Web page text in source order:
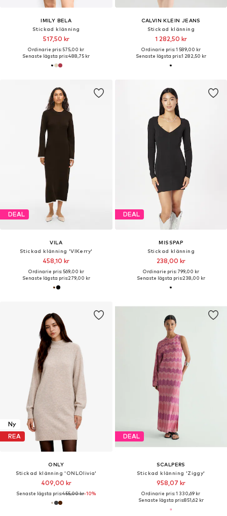
IMILY BELA
Stickad klänning
517,50 kr
Ordinarie pris: 575,00 kr
Senaste lägsta pris:488,75 kr
CALVIN KLEIN JEANS
Stickad klänning
1 282,50 kr
Ordinarie pris: 1 589,00 kr
Senaste lägsta pris:1 282,50 kr
DEAL
VILA
Stickad klänning 'VIKerry'
458,10 kr
Ordinarie pris: 569,00 kr
Senaste lägsta pris:279,00 kr
DEAL
MISSPAP
Stickad klänning
238,00 kr
Ordinarie pris: 799,00 kr
Senaste lägsta pris:238,00 kr
Ny
REA
ONLY
Stickad klänning 'ONLOlivia'
409,00 kr
Senaste lägsta pris:455,00 kr-10%
DEAL
SCALPERS
Stickad klänning 'Ziggy'
958,07 kr
Ordinarie pris: 1 330,69 kr
Senaste lägsta pris:851,62 kr